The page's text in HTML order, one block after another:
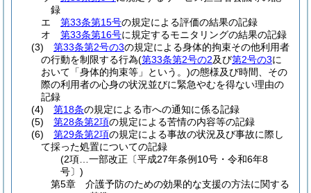
録
エ
第33条第15号の規定による評価の結果の記録
オ
第33条第16号に規定するモニタリングの結果の記録
(3)
第33条第2号の3の規定による身体的拘束その他利用者
の行動を制限する行為(第33条第2号の2及び第2号の3に
おいて「身体的拘束等」という。)の態様及び時間、その
際の利用者の心身の状況並びに緊急やむを得ない理由の
記録
(4)
第18条の規定による市への通知に係る記録
(5)
第28条第2項の規定による苦情の内容等の記録
(6)
第29条第2項の規定による事故の状況及び事故に際し
て採った処置についての記録
(2項…一部改正〔平成27年条例10号・令和6年8
号〕)
第5章
介護予防のための効果的な支援の方法に関する